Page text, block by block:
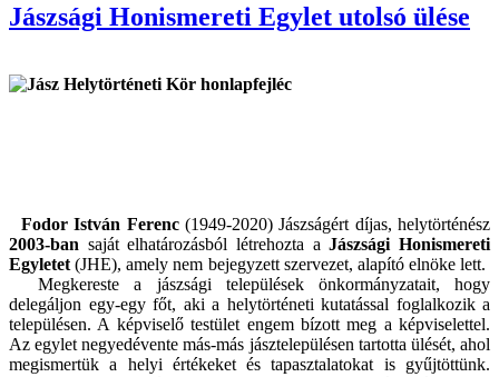
Jászsági Honismereti Egylet utolsó ülése
Fodor István Ferenc(1949-2020) Jászságért díjas, helytörténész
2003-ban saját elhatározásból létrehozta aJászsági Honismereti
Egyletet (JHE), amely nem bejegyzett szervezet, alapító elnöke lett.
Megkereste a jászsági települések önkormányzatait, hogy
delegáljon egy-egy főt, aki a helytörténeti kutatással foglalkozik a
településen. A képviselő testület engem bízott meg a képviselettel.
Az egylet negyedévente más-más jásztelepülésen tartotta ülését, ahol
megismertük a helyi értékeket és tapasztalatokat is gyűjtöttünk.